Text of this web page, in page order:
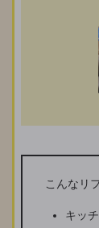
こんなリ
キッ